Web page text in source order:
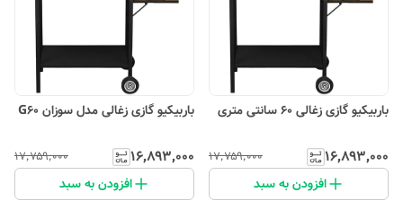
باربیکیو گازی زغالی 60 سانتی متری
۱۶٬۸۹۳٬۰۰۰ ۱۷٬۷۵۹٬۰۰۰
افزودن به سبد
باربیکیو گازی زغالی مدل سوزان G60
۱۶٬۸۹۳٬۰۰۰ ۱۷٬۷۵۹٬۰۰۰
افزودن به سبد